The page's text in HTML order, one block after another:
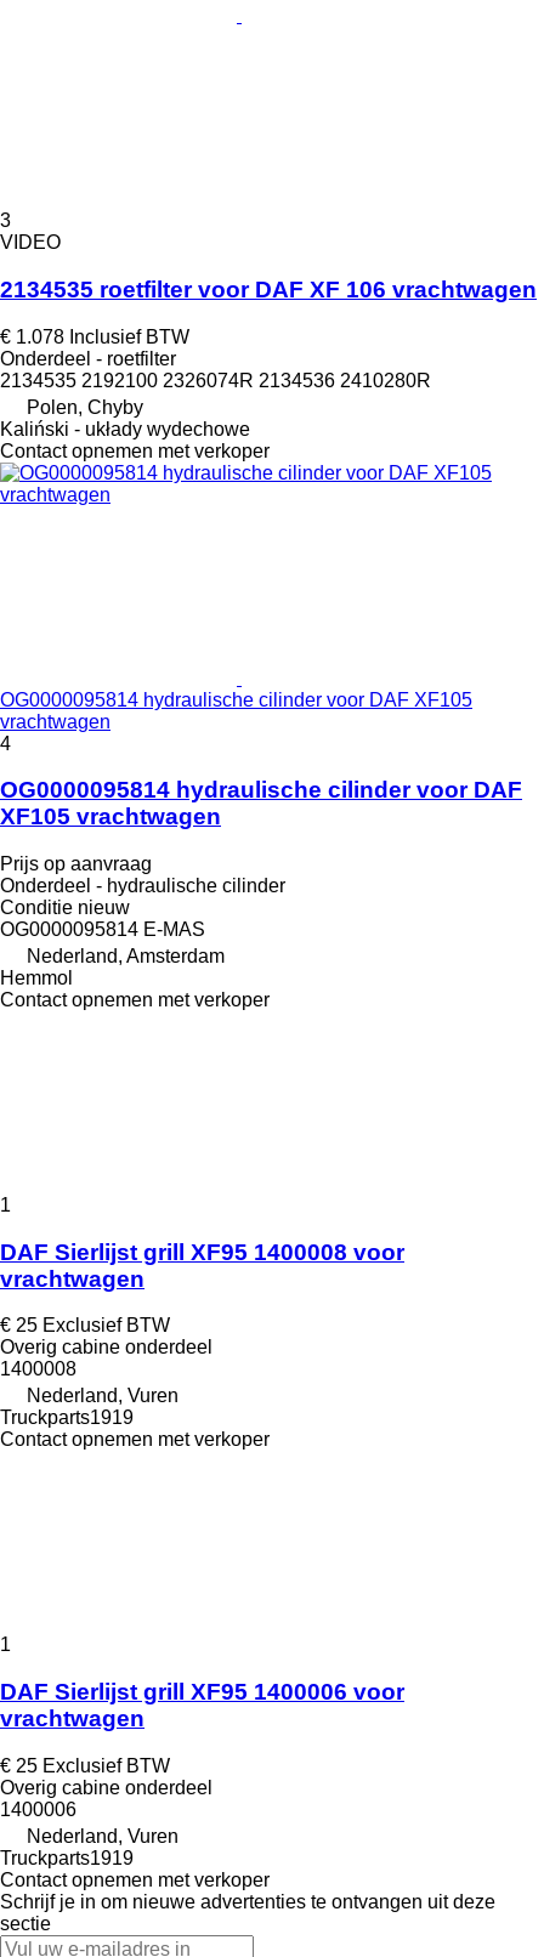
3
VIDEO
2134535 roetfilter voor DAF XF 106 vrachtwagen
€ 1.078 Inclusief BTW
Onderdeel - roetfilter
2134535 2192100 2326074R 2134536 2410280R
Polen, Chyby
Kaliński - układy wydechowe
Contact opnemen met verkoper
OG0000095814 hydraulische cilinder voor DAF XF105
vrachtwagen
4
OG0000095814 hydraulische cilinder voor DAF
XF105 vrachtwagen
Prijs op aanvraag
Onderdeel - hydraulische cilinder
Conditie nieuw
OG0000095814 E-MAS
Nederland, Amsterdam
Hemmol
Contact opnemen met verkoper
1
DAF Sierlijst grill XF95 1400008 voor
vrachtwagen
€ 25 Exclusief BTW
Overig cabine onderdeel
1400008
Nederland, Vuren
Truckparts1919
Contact opnemen met verkoper
1
DAF Sierlijst grill XF95 1400006 voor
vrachtwagen
€ 25 Exclusief BTW
Overig cabine onderdeel
1400006
Nederland, Vuren
Truckparts1919
Contact opnemen met verkoper
Schrijf je in om nieuwe advertenties te ontvangen uit deze
sectie